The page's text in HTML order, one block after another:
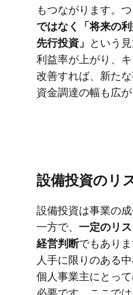
もつながります。​つ
ではなく​「将来の​
先行投資」
と​いう​
利益率が​上がり、​
改善すれば、​新た
資金調達の​幅も​広が
設備投資の​リ
設備投資は​事業の​
一方で、 一定の​リ
経営判断でもあり
人手に​限りの​ある​中
個人事業主に​とっ